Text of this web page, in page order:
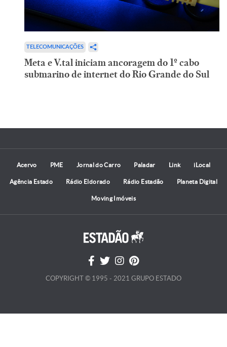
TELECOMUNICAÇÕES
Meta e V.tal iniciam ancoragem do 1º cabo
submarino de internet do Rio Grande do Sul
Acervo PME Jornal do Carro Paladar Link iLocal
Agência Estado Rádio Eldorado Rádio Estadão Planeta Digital
Moving Imóveis
COPYRIGHT © 1995 - 2021 GRUPO ESTADO